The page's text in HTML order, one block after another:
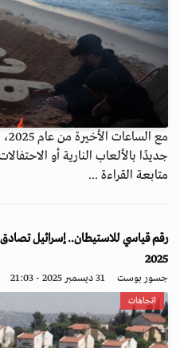
جديدًا بالألعاب النارية أو
متابعة القراءة ...
2025
جسور بوست 31 ديسمبر 2025 - 21:03
اتجاهات